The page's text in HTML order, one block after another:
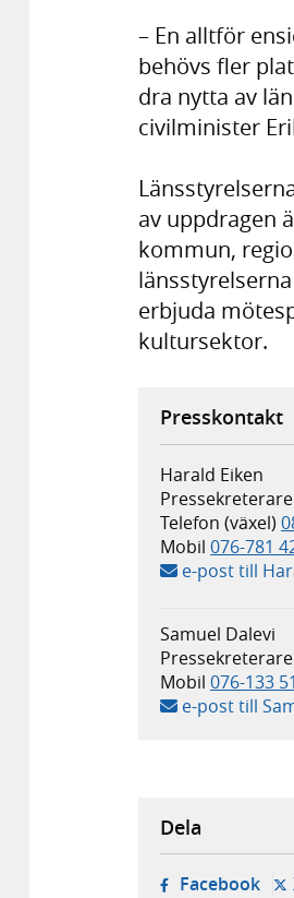
– En alltför
behövs fler
dra nytta av
civilminister
av uppdragen
kommun,
erbjuda
kultursektor.
Presskontakt
Harald Eiken
Telefon (växel)
Mobil 076-781
e-post till
Samuel Dalevi
Mobil 076-133
e-post till
Dela
Facebook-